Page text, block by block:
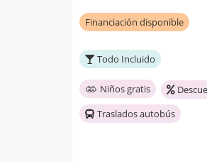
Financiación disponible
Todo Incluido
Niños gratis
Traslados autobús